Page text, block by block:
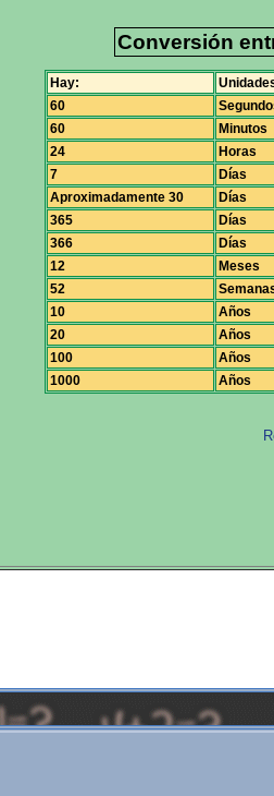
Conversión
Hay:
60
60
Minutos
24
Horas
7
Días
Aproximadamente 30
Días
365
Días
366
Días
12
Meses
52
10
Años
20
Años
100
Años
1000
Años